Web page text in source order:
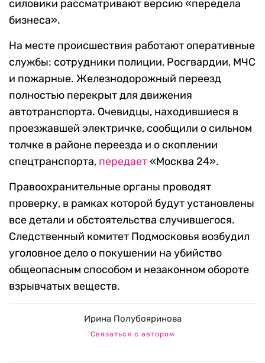
силовики рассматривают версию «передела
бизнеса».
На месте происшествия работают оперативные
службы: сотрудники полиции, Росгвардии, МЧС
и пожарные. Железнодорожный переезд
полностью перекрыт для движения
автотранспорта. Очевидцы, находившиеся в
проезжавшей электричке, сообщили о сильном
толчке в районе переезда и о скоплении
спецтранспорта, передает«Москва 24».
Правоохранительные органы проводят
проверку, в рамках которой будут установлены
все детали и обстоятельства случившегося.
Следственный комитет Подмосковья возбудил
уголовное дело о покушении на убийство
общеопасным способом и незаконном обороте
взрывчатых веществ.
Ирина Полубояринова
Связаться с автором